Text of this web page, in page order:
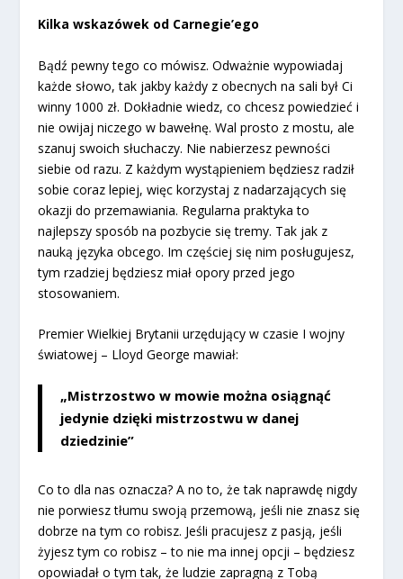
Kilka wskazówek od Carnegie’ego
Bądź pewny tego co mówisz. Odważnie wypowiadaj
każde słowo, tak jakby każdy z obecnych na sali był Ci
winny 1000 zł. Dokładnie wiedz, co chcesz powiedzieć i
nie owijaj niczego w bawełnę. Wal prosto z mostu, ale
szanuj swoich słuchaczy. Nie nabierzesz pewności
siebie od razu. Z każdym wystąpieniem będziesz radził
sobie coraz lepiej, więc korzystaj z nadarzających się
okazji do przemawiania. Regularna praktyka to
najlepszy sposób na pozbycie się tremy. Tak jak z
nauką języka obcego. Im częściej się nim posługujesz,
tym rzadziej będziesz miał opory przed jego
stosowaniem.
Premier Wielkiej Brytanii urzędujący w czasie I wojny
światowej – Lloyd George mawiał:
„Mistrzostwo w mowie można osiągnąć
jedynie dzięki mistrzostwu w danej
dziedzinie”
Co to dla nas oznacza? A no to, że tak naprawdę nigdy
nie porwiesz tłumu swoją przemową, jeśli nie znasz się
dobrze na tym co robisz. Jeśli pracujesz z pasją, jeśli
żyjesz tym co robisz – to nie ma innej opcji – będziesz
opowiadał o tym tak, że ludzie zapragną z Tobą